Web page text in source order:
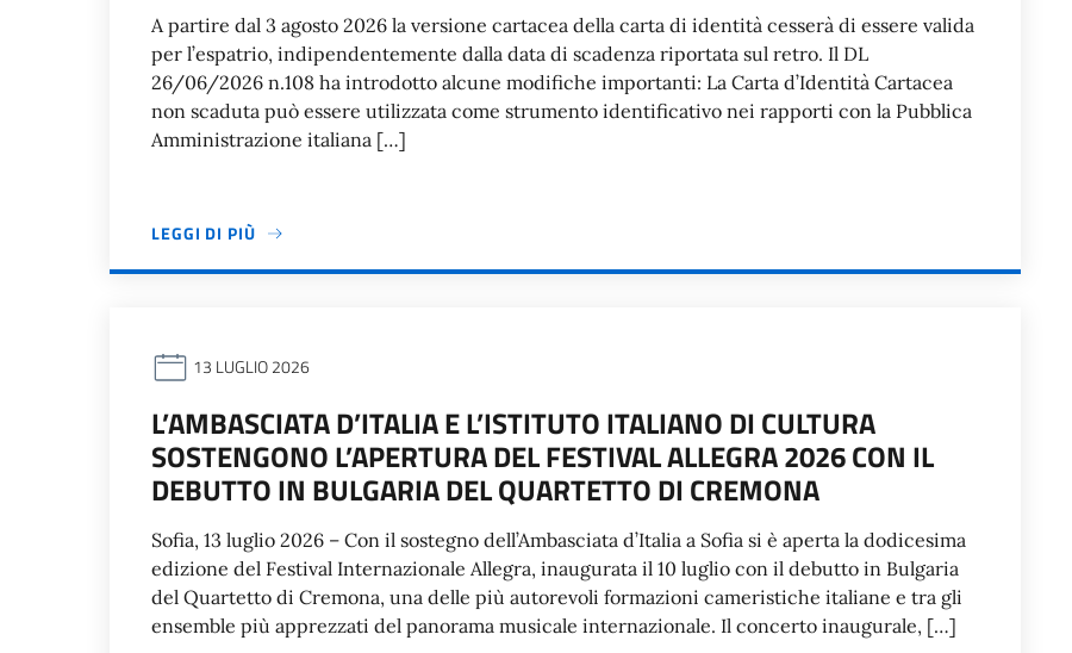
A partire dal 3 agosto 2026 la versione cartacea della carta di identità cesserà di essere valida
per l’espatrio, indipendentemente dalla data di scadenza riportata sul retro. Il DL
26/06/2026 n.108 ha introdotto alcune modifiche importanti: La Carta d’Identità Cartacea
non scaduta può essere utilizzata come strumento identificativo nei rapporti con la Pubblica
Amministrazione italiana […]
LEGGI DI PIÙ
13 LUGLIO 2026
L’AMBASCIATA D’ITALIA E L’ISTITUTO ITALIANO DI CULTURA
SOSTENGONO L’APERTURA DEL FESTIVAL ALLEGRA 2026 CON IL
DEBUTTO IN BULGARIA DEL QUARTETTO DI CREMONA
Sofia, 13 luglio 2026 – Con il sostegno dell’Ambasciata d’Italia a Sofia si è aperta la dodicesima
edizione del Festival Internazionale Allegra, inaugurata il 10 luglio con il debutto in Bulgaria
del Quartetto di Cremona, una delle più autorevoli formazioni cameristiche italiane e tra gli
ensemble più apprezzati del panorama musicale internazionale. Il concerto inaugurale, […]